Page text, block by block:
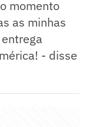
momento
as minhas
- disse